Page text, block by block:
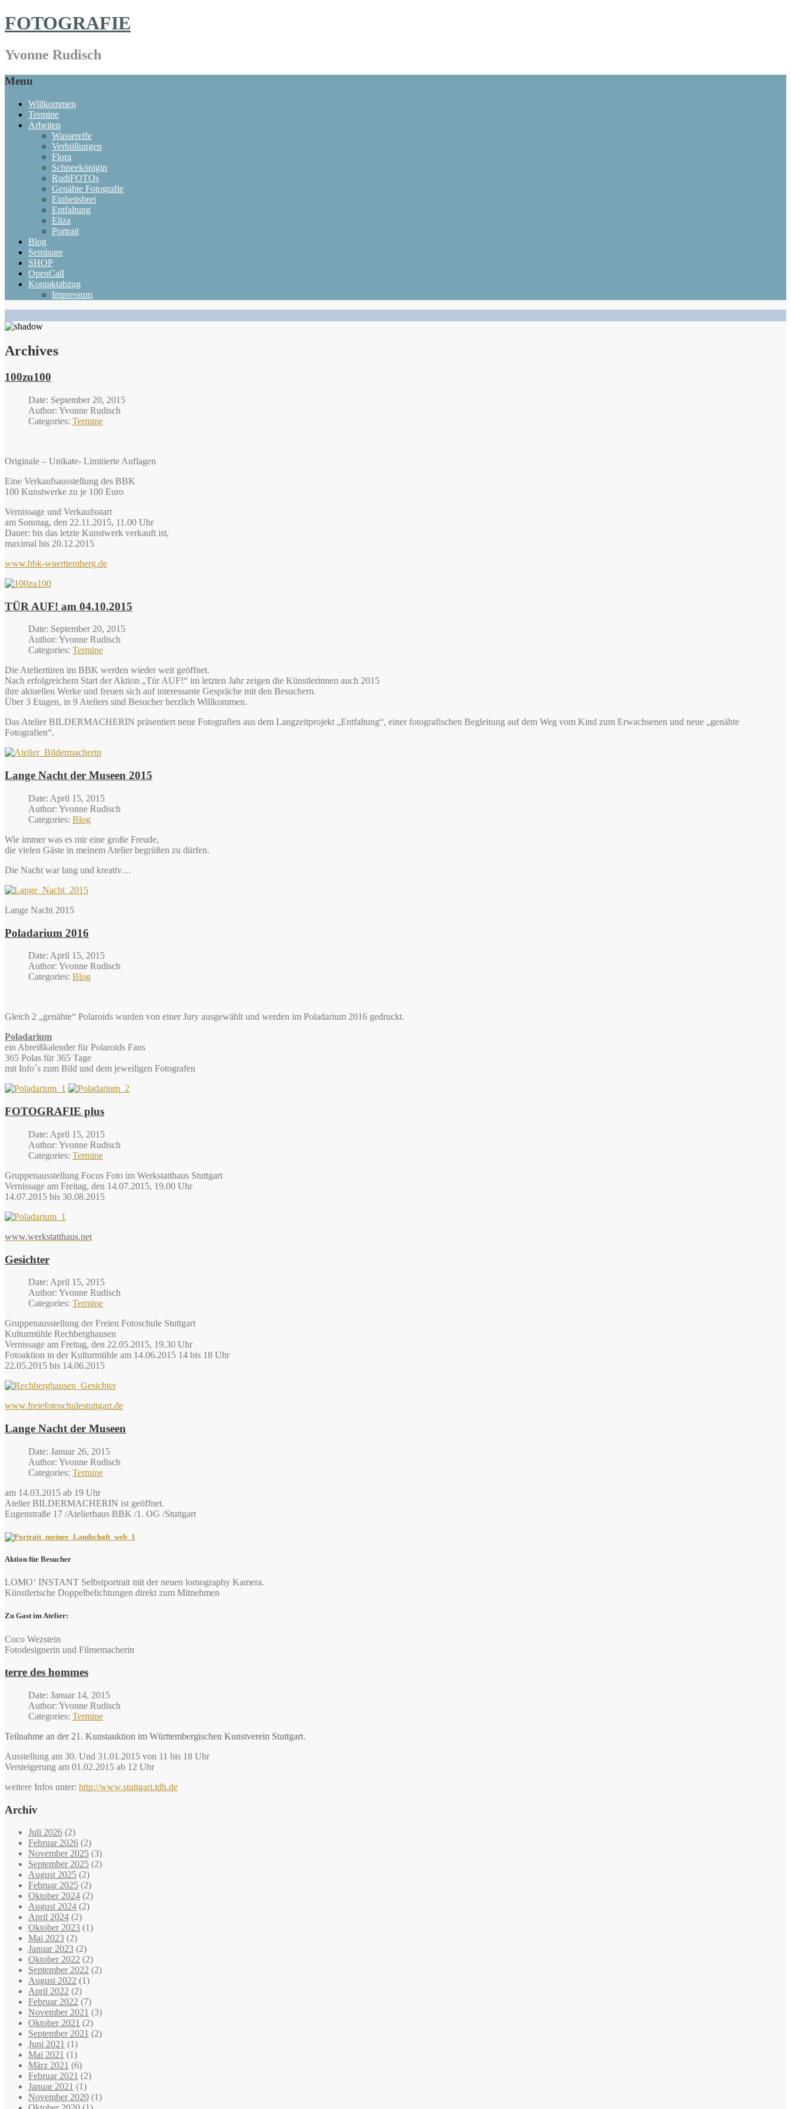
FOTOGRAFIE
Yvonne Rudisch
Menu
Willkommen
Termine
Arbeiten
Wasserelfe
Verhüllungen
Flora
Schneekönigin
RudiFOTOs
Genähte Fotografie
Einheitsbrei
Entfaltung
Eliza
Portrait
Blog
Seminare
SHOP
OpenCall
Kontaktabzug
Impressum
Archives
100zu100
Date: September 20, 2015
Author: Yvonne Rudisch
Categories: Termine
Originale – Unikate- Limitierte Auflagen
Eine Verkaufsausstellung des BBK
100 Kunstwerke zu je 100 Euro
Vernissage und Verkaufsstart
am Sonntag, den 22.11.2015, 11.00 Uhr
Dauer: bis das letzte Kunstwerk verkauft ist,
maximal bis 20.12.2015
www.bbk-wuerttemberg.de
TÜR AUF! am 04.10.2015
Date: September 20, 2015
Author: Yvonne Rudisch
Categories: Termine
Die Ateliertüren im BBK werden wieder weit geöffnet.
Nach erfolgreichem Start der Aktion „Tür AUF!“ im letzten Jahr zeigen die Künstlerinnen auch 2015
ihre aktuellen Werke und freuen sich auf interessante Gespräche mit den Besuchern.
Über 3 Etagen, in 9 Ateliers sind Besucher herzlich Willkommen.
Das Atelier BILDERMACHERIN präsentiert neue Fotografien aus dem Langzeitprojekt „Entfaltung“, einer fotografischen Begleitung auf dem Weg vom Kind zum Erwachsenen und neue „genähte
Fotografien“.
Lange Nacht der Museen 2015
Date: April 15, 2015
Author: Yvonne Rudisch
Categories: Blog
Wie immer was es mir eine große Freude,
die vielen Gäste in meinem Atelier begrüßen zu dürfen.
Die Nacht war lang und kreativ…
Lange Nacht 2015
Poladarium 2016
Date: April 15, 2015
Author: Yvonne Rudisch
Categories: Blog
Gleich 2 „genähte“ Polaroids wurden von einer Jury ausgewählt und werden im Poladarium 2016 gedruckt.
Poladarium
ein Abreißkalender für Polaroids Fans
365 Polas für 365 Tage
mit Info´s zum Bild und dem jeweiligen Fotografen
FOTOGRAFIE plus
Date: April 15, 2015
Author: Yvonne Rudisch
Categories: Termine
Gruppenausstellung Focus Foto im Werkstatthaus Stuttgart
Vernissage am Freitag, den 14.07.2015, 19.00 Uhr
14.07.2015 bis 30.08.2015
www.werkstatthaus.net
Gesichter
Date: April 15, 2015
Author: Yvonne Rudisch
Categories: Termine
Gruppenausstellung der Freien Fotoschule Stuttgart
Kulturmühle Rechberghausen
Vernissage am Freitag, den 22.05.2015, 19.30 Uhr
Fotoaktion in der Kulturmühle am 14.06.2015 14 bis 18 Uhr
22.05.2015 bis 14.06.2015
www.freiefotoschulestuttgart.de
Lange Nacht der Museen
Date: Januar 26, 2015
Author: Yvonne Rudisch
Categories: Termine
am 14.03.2015 ab 19 Uhr
Atelier BILDERMACHERIN ist geöffnet.
Eugenstraße 17 /Atelierhaus BBK /1. OG /Stuttgart
Aktion für Besucher
LOMO‘ INSTANT Selbstportrait mit der neuen lomography Kamera.
Künstlerische Doppelbelichtungen direkt zum Mitnehmen
Zu Gast im Atelier:
Coco Wezstein
Fotodesignerin und Filmemacherin
terre des hommes
Date: Januar 14, 2015
Author: Yvonne Rudisch
Categories: Termine
Teilnahme an der 21. Kunstauktion im Württembergischen Kunstverein Stuttgart.
Ausstellung am 30. Und 31.01.2015 von 11 bis 18 Uhr
Versteigerung am 01.02.2015 ab 12 Uhr
weitere Infos unter: http://www.stuttgart.tdh.de
Archiv
Juli 2026 (2)
Februar 2026 (2)
November 2025 (3)
September 2025 (2)
August 2025 (2)
Februar 2025 (2)
Oktober 2024 (2)
August 2024 (2)
April 2024 (2)
Oktober 2023 (1)
Mai 2023 (2)
Januar 2023 (2)
Oktober 2022 (2)
September 2022 (2)
August 2022 (1)
April 2022 (2)
Februar 2022 (7)
November 2021 (3)
Oktober 2021 (2)
September 2021 (2)
Juni 2021 (1)
Mai 2021 (1)
März 2021 (6)
Februar 2021 (2)
Januar 2021 (1)
November 2020 (1)